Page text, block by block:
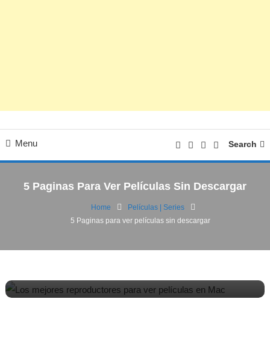
Menu Search
5 Paginas Para Ver Películas Sin Descargar
Home
Películas | Series
5 Paginas para ver películas sin descargar